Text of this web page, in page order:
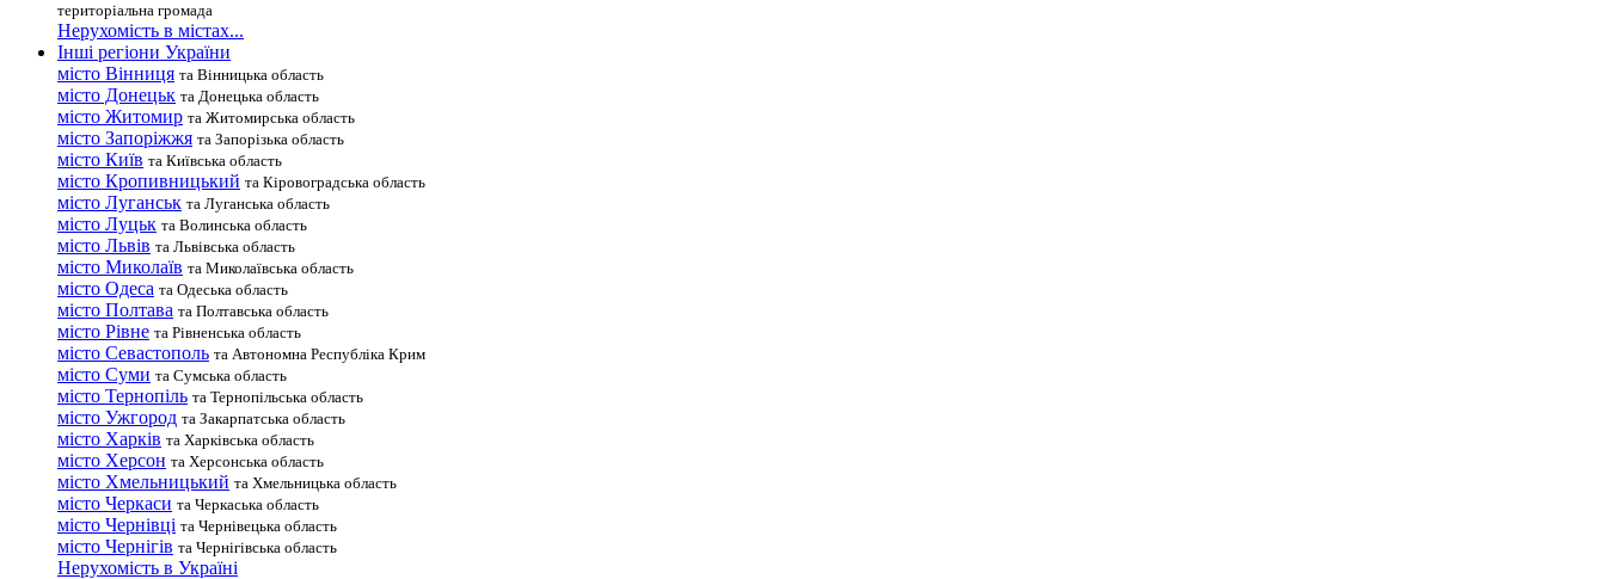
територіальна громада
Нерухомість в містах...
Інші регіони України
місто Вінниця та Вінницька область
місто Донецьк та Донецька область
місто Житомир та Житомирська область
місто Запоріжжя та Запорізька область
місто Київ та Київська область
місто Кропивницький та Кіровоградська область
місто Луганськ та Луганська область
місто Луцьк та Волинська область
місто Львів та Львівська область
місто Миколаїв та Миколаївська область
місто Одеса та Одеська область
місто Полтава та Полтавська область
місто Рівне та Рівненська область
місто Севастополь та Автономна Республіка Крим
місто Суми та Сумська область
місто Тернопіль та Тернопільська область
місто Ужгород та Закарпатська область
місто Харків та Харківська область
місто Херсон та Херсонська область
місто Хмельницький та Хмельницька область
місто Черкаси та Черкаська область
місто Чернівці та Чернівецька область
місто Чернігів та Чернігівська область
Нерухомість в Україні